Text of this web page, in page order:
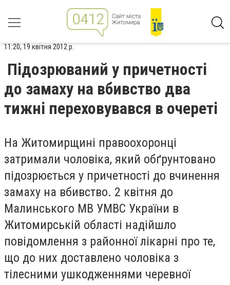
11:20, 19 квітня 2012 р.
Підозрюваний у причетності
до замаху на вбивство два
тижні переховувався в очереті
На Житомирщині правоохоронці
затримали чоловіка, який обґрунтовано
підозрюється у причетності до вчинення
замаху на вбивство. 2 квітня до
Малинського МВ УМВС України в
Житомирській області надійшло
повідомлення з районної лікарні про те,
що до них доставлено чоловіка з
тілесними ушкодженнями черевної